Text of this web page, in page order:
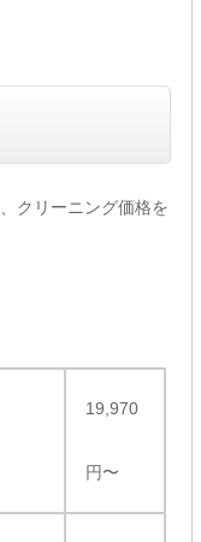
クリーニング価格を
19,970
円〜